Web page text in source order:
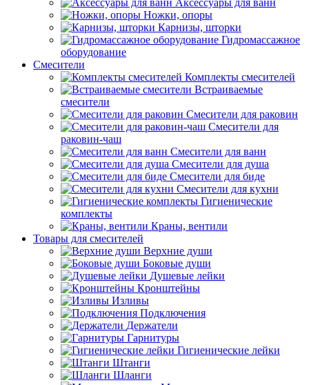
Аксессуары для ванн
Ножки, опоры
Карнизы, шторки
Гидромассажное
оборудование
Смесители
Комплекты смесителей
Встраиваемые
смесители
Смесители для раковин
Смесители для
раковин-чаш
Смесители для ванн
Смесители для душа
Смесители для биде
Смесители для кухни
Гигиенические
комплекты
Краны, вентили
Товары для смесителей
Верхние души
Боковые души
Душевые лейки
Кронштейны
Изливы
Подключения
Держатели
Гарнитуры
Гигиенические лейки
Штанги
Шланги